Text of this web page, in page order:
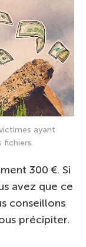
ayant
fichiers
300 €. Si
avez que ce
conseillons
précipiter.